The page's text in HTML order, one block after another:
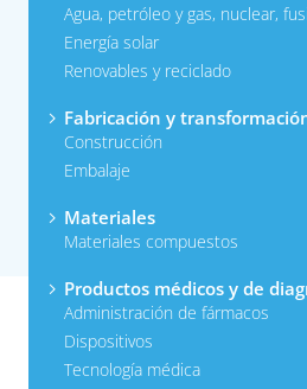
Agua, petróleo y gas, nuclear,
Energía solar
Renovables y reciclado
Fabricación y
Construcción
Embalaje
Materiales
Materiales compuestos
Productos médicos y de
Administración de fármacos
Dispositivos
Tecnología médica